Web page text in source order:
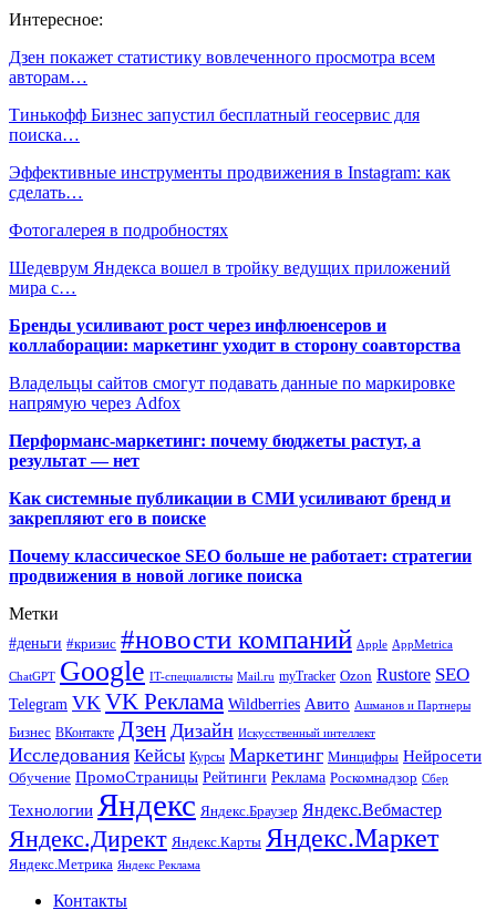
Интересное:
Дзен покажет статистику вовлеченного просмотра всем
авторам…
Тинькофф Бизнес запустил бесплатный геосервис для
поиска…
Эффективные инструменты продвижения в Instagram: как
сделать…
Фотогалерея в подробностях
Шедеврум Яндекса вошел в тройку ведущих приложений
мира с…
Бренды усиливают рост через инфлюенсеров и
коллаборации: маркетинг уходит в сторону соавторства
Владельцы сайтов смогут подавать данные по маркировке
напрямую через Adfox
Перформанс-маркетинг: почему бюджеты растут, а
результат — нет
Как системные публикации в СМИ усиливают бренд и
закрепляют его в поиске
Почему классическое SEO больше не работает: стратегии
продвижения в новой логике поиска
Метки
#деньги #кризис #новости компаний Apple AppMetrica
ChatGPT Google IT-специалисты Mail.ru myTracker Ozon Rustore SEO
Telegram VK VK Реклама Wildberries Авито Ашманов и Партнеры
Бизнес ВКонтакте Дзен Дизайн Искусственный интеллект
Исследования Кейсы Курсы Маркетинг Минцифры Нейросети
Обучение ПромоСтраницы Рейтинги Реклама Роскомнадзор Сбер
Технологии Яндекс Яндекс.Браузер Яндекс.Вебмастер
Яндекс.Директ Яндекс.Карты Яндекс.Маркет
Яндекс.Метрика Яндекс Реклама
Контакты